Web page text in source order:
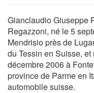
Gianclaudio Giuseppe
Regazzoni, né le 5
Mendrisio près de
du Tessin en Suisse, et
décembre 2006 à
province de Parme en
automobile suisse.